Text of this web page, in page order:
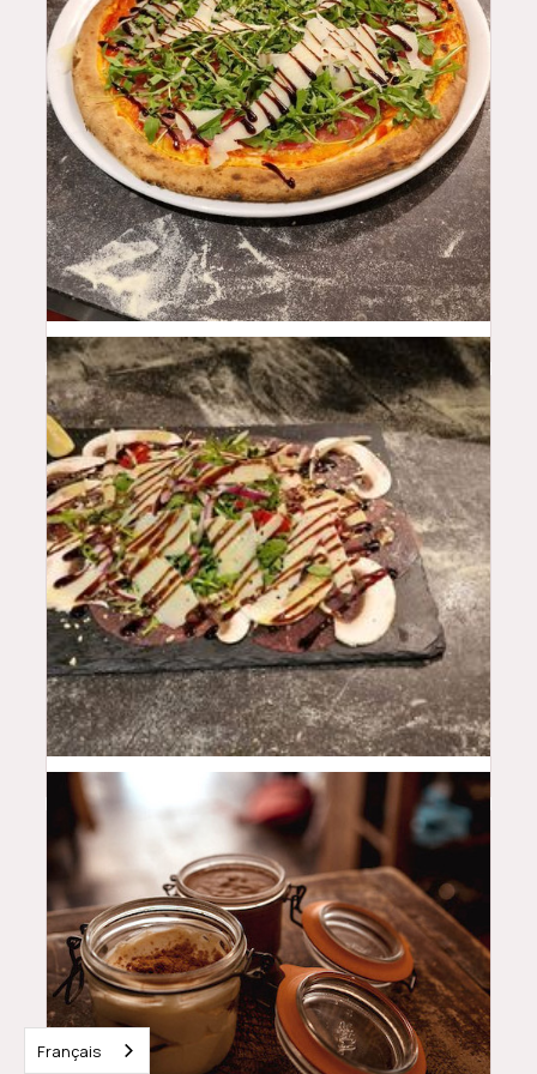
$ 16.5
$ 18.5
Français